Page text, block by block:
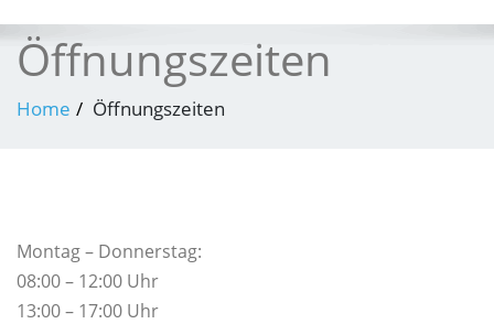
Öffnungszeiten
Home Öffnungszeiten
Montag – Donnerstag:
08:00 – 12:00 Uhr
13:00 – 17:00 Uhr